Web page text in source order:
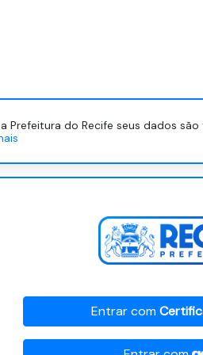
Prefeitura do Recife seus dados
Entrar com